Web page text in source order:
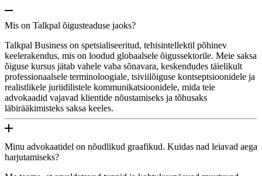
Mis on Talkpal õigusteaduse jaoks?
Talkpal Business on spetsialiseeritud, tehisintellektil põhinev
keelerakendus, mis on loodud globaalsele õigussektorile. Meie saksa
õiguse kursus jätab vahele vaba sõnavara, keskendudes täielikult
professionaalsele terminoloogiale, tsiviilõiguse kontseptsioonidele ja
realistlikele juriidilistele kommunikatsioonidele, mida teie
advokaadid vajavad klientide nõustamiseks ja tõhusaks
läbirääkimisteks saksa keeles.
Minu advokaatidel on nõudlikud graafikud. Kuidas nad leiavad aega
harjutamiseks?